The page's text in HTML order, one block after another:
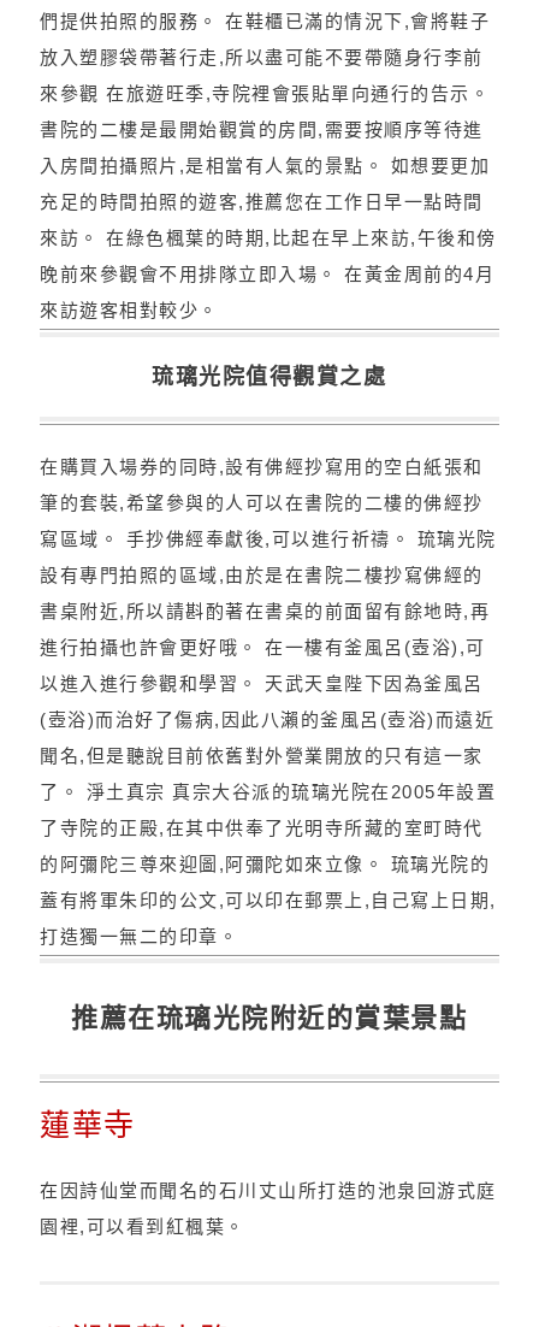
們提供拍照的服務。 在鞋櫃已滿的情況下,會將鞋子
放入塑膠袋帶著行走,所以盡可能不要帶隨身行李前
來參觀 在旅遊旺季,寺院裡會張貼單向通行的告示。
書院的二樓是最開始觀賞的房間,需要按順序等待進
入房間拍攝照片,是相當有人氣的景點。 如想要更加
充足的時間拍照的遊客,推薦您在工作日早一點時間
來訪。 在綠色楓葉的時期,比起在早上來訪,午後和傍
晚前來參觀會不用排隊立即入場。 在黃金周前的4月
來訪遊客相對較少。
琉璃光院值得觀賞之處
在購買入場券的同時,設有佛經抄寫用的空白紙張和
筆的套裝,希望參與的人可以在書院的二樓的佛經抄
寫區域。 手抄佛經奉獻後,可以進行祈禱。 琉璃光院
設有專門拍照的區域,由於是在書院二樓抄寫佛經的
書桌附近,所以請斟酌著在書桌的前面留有餘地時,再
進行拍攝也許會更好哦。 在一樓有釜風呂(壺浴),可
以進入進行參觀和學習。 天武天皇陛下因為釜風呂
(壺浴)而治好了傷病,因此八瀨的釜風呂(壺浴)而遠近
聞名,但是聽說目前依舊對外營業開放的只有這一家
了。 淨土真宗 真宗大谷派的琉璃光院在2005年設置
了寺院的正殿,在其中供奉了光明寺所藏的室町時代
的阿彌陀三尊來迎圖,阿彌陀如來立像。 琉璃光院的
蓋有將軍朱印的公文,可以印在郵票上,自己寫上日期,
打造獨一無二的印章。
推薦在琉璃光院附近的賞葉景點
蓮華寺
在因詩仙堂而聞名的石川丈山所打造的池泉回游式庭
園裡,可以看到紅楓葉。